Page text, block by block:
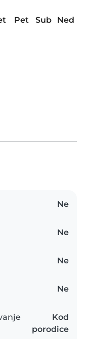
Pet Sub
Ned
Ne
Ne
Ne
Ne
Kod
porodice